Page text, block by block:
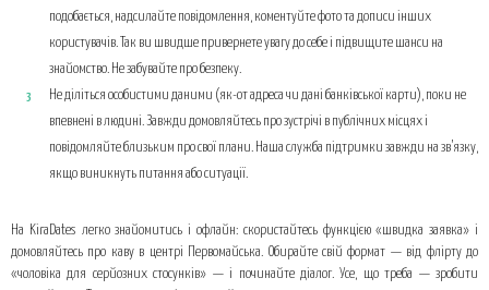
подобається, надсилайте повідомлення, коментуйте фото та дописи інших
користувачів. Так ви швидше привернете увагу до себе і підвищите шанси на
знайомство. Не забувайте про безпеку.
Не діліться особистими даними (як-от адреса чи дані банківської карти), поки не
впевнені в людині. Завжди домовляйтесь про зустрічі в публічних місцях і
повідомляйте близьким про свої плани. Наша служба підтримки завжди на зв’язку,
якщо виникнуть питання або ситуації.
На KiraDates легко знайомитись і офлайн: скористайтесь функцією «швидка заявка» і
домовляйтесь про каву в центрі Первомайська. Обирайте свій формат — від флірту до
«чоловіка для серйозних стосунків» — і починайте діалог. Усе, що треба — зробити